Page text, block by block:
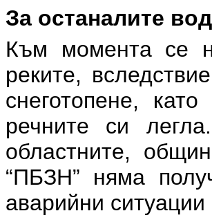
За останалите
Към момента се
реките,
снеготопене,
речните си
областните,
“ПБЗН” няма
аварийни